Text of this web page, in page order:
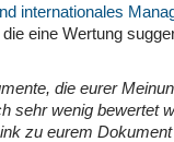
internationales
eine Wertung
die eurer
sehr wenig bewertet
zu eurem